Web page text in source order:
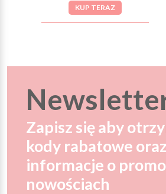
KUP TERAZ
Zapisz się aby
kody rabatowe oraz
informacje o
nowościach